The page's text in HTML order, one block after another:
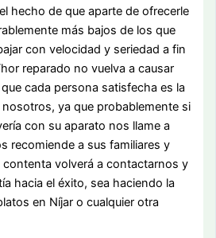
hecho de que aparte de ofrecerle
más bajos de los que
con velocidad y seriedad a fin
reparado no vuelva a causar
cada persona satisfecha es la
ya que probablemente si
con su aparato nos llame a
recomiende a sus familiares y
volverá a contactarnos y
hacia el éxito, sea haciendo la
en Níjar o cualquier otra